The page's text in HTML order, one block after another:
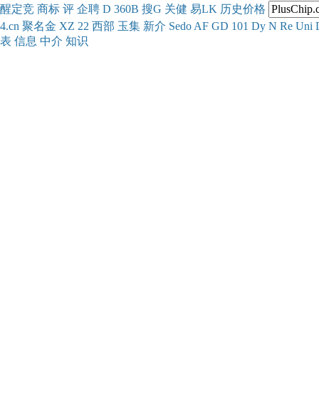
醒定竞 商标 评 企聘 D 360B 搜G 关健 易LK 历史价格
4.cn 聚名金 XZ 22 西部 玉集 新介 Sedo AF GD 101 Dy N Re Uni
表 信息 中介 知识